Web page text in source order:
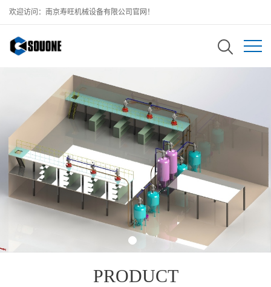
欢迎访问：南京寿旺机械设备有限公司官网！
PRODUCT